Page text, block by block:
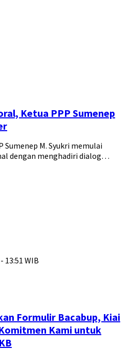
Ketua PPP Sumenep
Sumenep M. Syukri memulai
dengan menghadiri dialog…
13:51 WIB
Formulir Bacabup, Kiai
Kami untuk